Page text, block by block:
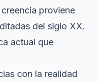
proviene
del siglo XX.
actual que
con la realidad